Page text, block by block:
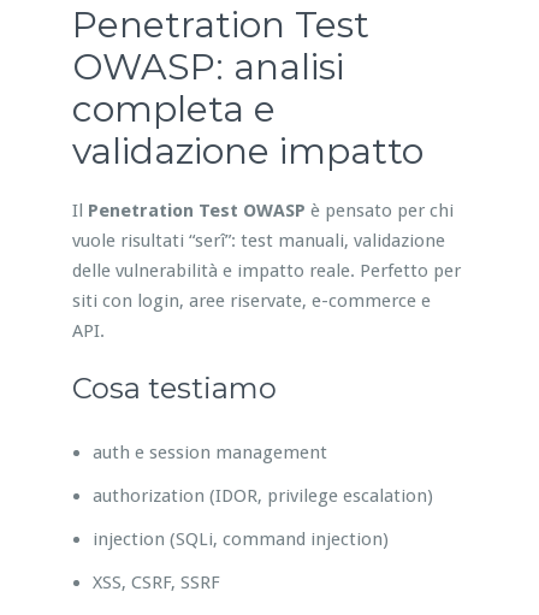
Penetration Test
OWASP: analisi
completa e
validazione impatto
Il Penetration Test OWASP è pensato per chi
vuole risultati “serî”: test manuali, validazione
delle vulnerabilità e impatto reale. Perfetto per
siti con login, aree riservate, e-commerce e
API.
Cosa testiamo
auth e session management
authorization (IDOR, privilege escalation)
injection (SQLi, command injection)
XSS, CSRF, SSRF